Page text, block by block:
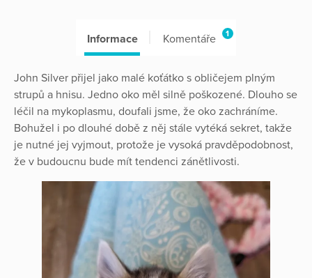
Informace Komentáře 1
John Silver přijel jako malé koťátko s obličejem plným
strupů a hnisu. Jedno oko měl silně poškozené. Dlouho se
léčil na mykoplasmu, doufali jsme, že oko zachráníme.
Bohužel i po dlouhé době z něj stále vytéká sekret, takže
je nutné jej vyjmout, protože je vysoká pravděpodobnost,
že v budoucnu bude mít tendenci zánětlivosti.